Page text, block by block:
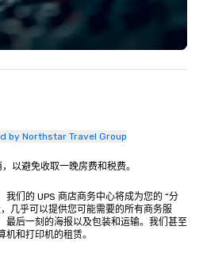
and patios with walk-
areas are perfect for
you. Our buffet
Favorites" can also
by Northstar Travel Group
以避免收取一晚房费和税费。
我们的 UPS 商店商务中心将成为您的 “分
几乎可以提供您可能需要的所有商务服
最后一刻的海报以及包装和运输。我们甚至
和打印机的租赁。